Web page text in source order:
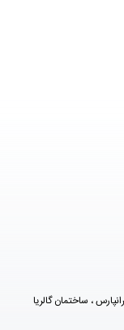
، ساختمان گالریا